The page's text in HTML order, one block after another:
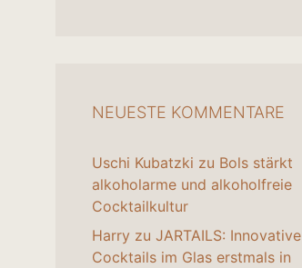
NEUESTE KOMMENTARE
Uschi Kubatzki zu Bols stärkt
alkoholarme und alkoholfreie
Cocktailkultur
Harry zu JARTAILS: Innovative
Cocktails im Glas erstmals in